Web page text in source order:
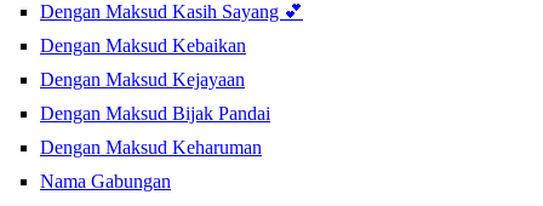
Dengan Maksud Kasih Sayang 💕
Dengan Maksud Kebaikan
Dengan Maksud Kejayaan
Dengan Maksud Bijak Pandai
Dengan Maksud Keharuman
Nama Gabungan